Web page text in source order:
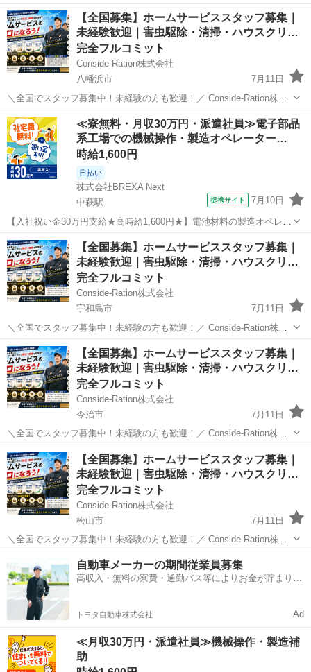
会社では、ホームサービス事業の拡大に伴い、業務委託スタッフを募
集しています。 研修制度がありますので、未経験の方でも安心して始
められま...
愛媛 新居浜市 その他 スタッフ
【全国募集】ホームサービススタッフ募集｜
未経験歓迎｜害虫駆除・清掃・ハウスクリ…
完全フルコミット
Conside-Ration株式会社
八幡浜市
7月11日
＼全国でスタッフ募集中！未経験の方も歓迎！／ Conside-Ration株式
会社では、ホームサービス事業の拡大に伴い、業務委託スタッフを募
集しています。 研修制度がありますので、未経験の方でも安心して始
められま...
愛媛 八幡浜市 その他 スタッフ
≪寮無料・月収30万円・派遣社員≫電子部品
系工場での機械操作・製造オペレーター…
時給1,600円
日払い
株式会社BREXA Next
中萩駅
提携サイト 7月10日
【入社祝い金30万円支給★高時給1,600円★】電池材料の製造オペレー
ター業務！資格・経験不要◎入社後に無料で資格取得も可能★寮費無
料！ワンルーム寮完備！《愛媛県新居浜市》 人気の工場のお仕事 ◇電
池材料の製造オペレーター...
愛媛 新居浜市 中萩駅
【全国募集】ホームサービススタッフ募集｜
未経験歓迎｜害虫駆除・清掃・ハウスクリ…
完全フルコミット
Conside-Ration株式会社
宇和島市
7月11日
＼全国でスタッフ募集中！未経験の方も歓迎！／ Conside-Ration株式
会社では、ホームサービス事業の拡大に伴い、業務委託スタッフを募
集しています。 研修制度がありますので、未経験の方でも安心して始
められま...
愛媛 宇和島市 その他 スタッフ
【全国募集】ホームサービススタッフ募集｜
未経験歓迎｜害虫駆除・清掃・ハウスクリ…
完全フルコミット
Conside-Ration株式会社
今治市
7月11日
＼全国でスタッフ募集中！未経験の方も歓迎！／ Conside-Ration株式
会社では、ホームサービス事業の拡大に伴い、業務委託スタッフを募
集しています。 研修制度がありますので、未経験の方でも安心して始
められま...
愛媛 今治市 その他 スタッフ
【全国募集】ホームサービススタッフ募集｜
未経験歓迎｜害虫駆除・清掃・ハウスクリ…
完全フルコミット
Conside-Ration株式会社
松山市
7月11日
＼全国でスタッフ募集中！未経験の方も歓迎！／ Conside-Ration株式
会社では、ホームサービス事業の拡大に伴い、業務委託スタッフを募
集しています。 研修制度がありますので、未経験の方でも安心して始
められま...
その他 スタッフ
自動車メーカーの期間従業員募集
高収入・無料の寮費・通勤バス等によりお金が貯まりや
トヨタ自動車株式会社 Ad
≪月収30万円・派遣社員≫機械操作・製造補
助